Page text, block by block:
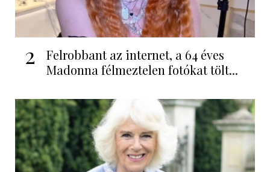
2
Felrobbant az internet, a 64 éves
Madonna félmeztelen fotókat tölt...